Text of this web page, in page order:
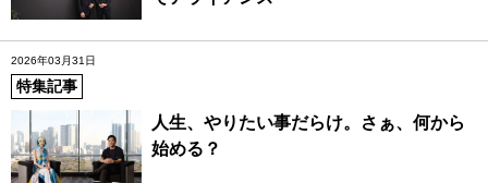
2026年03月31日
特集記事
人生、やりたい事だらけ。さぁ、何から
始める？